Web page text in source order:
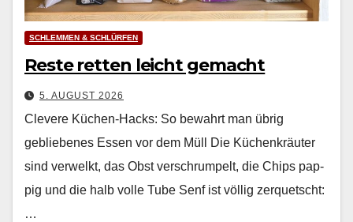
SCHLEMMEN & SCHLÜRFEN
Reste retten leicht gemacht
5. AUGUST 2026
Clevere Küchen-Hacks: So bewahrt man übrig
gebliebenes Essen vor dem Müll Die Küchenkräuter
sind ver­welkt, das Obst ver­schrumpelt, die Chips pap­
pig und die halb volle Tube Senf ist völ­lig zer­quetscht:
…